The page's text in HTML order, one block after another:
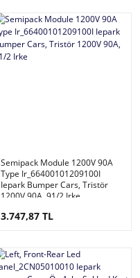
Semipack Module 1200V 90A
Type Ir_66400101209100I
Iepark Bumper Cars, Tristör
1200V 90A, 91/2 Irke
3.747,87 TL